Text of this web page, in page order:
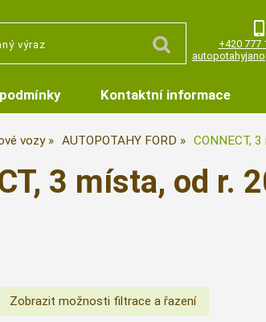
+420 777
Kontaktní informace
vozy AUTOPOTAHY FORD CONNECT,
3 místa, od r.